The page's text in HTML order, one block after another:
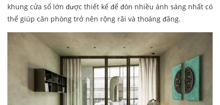
khung cửa sổ lớn được thiết kế để đón nhiều ánh sáng nhất có
thể giúp căn phòng trở nên rộng rãi và thoáng đãng.